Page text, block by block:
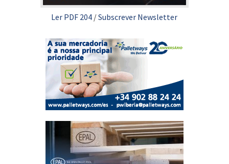
Ler PDF 204 /Subscrever Newsletter